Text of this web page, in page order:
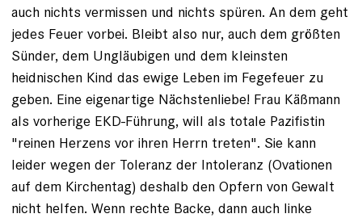
auch nichts vermissen und nichts spüren. An dem geht
jedes Feuer vorbei. Bleibt also nur, auch dem größten
Sünder, dem Ungläubigen und dem kleinsten
heidnischen Kind das ewige Leben im Fegefeuer zu
geben. Eine eigenartige Nächstenliebe! Frau Käßmann
als vorherige EKD-Führung, will als totale Pazifistin
"reinen Herzens vor ihren Herrn treten". Sie kann
leider wegen der Toleranz der Intoleranz (Ovationen
auf dem Kirchentag) deshalb den Opfern von Gewalt
nicht helfen. Wenn rechte Backe, dann auch linke